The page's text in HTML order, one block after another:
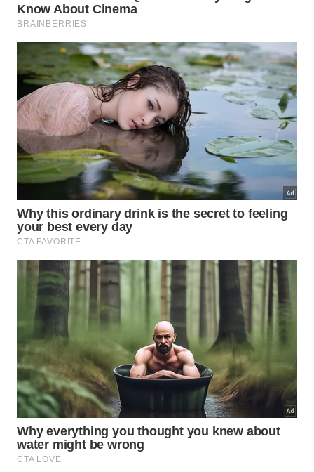
Qual é o futuro da construção civil
Para os desenvolvedores ocidentais, o caminho
viável não consiste em replicar perfeitamente a
montagem de cinco dias sob regras rígidas. A
jogada estratégica ideal envolve a integração
híbrida das técnicas modulares aos métodos
tradicionais. Essa combinação inteligente impulsiona
aevoluçãotécnica daindústriacontemporânea.
Unir a fabricação industrializada de componentes
internos àengenharia civil clássica ajuda a
contornar os grandes gargalos logísticos. Essa
metodologia mista equilibra perfeitamente a
agilidade produtiva com as demandas burocráticas
locais. O futuro reserva uma expansão notável
desseconceito de arquitetura flexível.
Referências:
BROAD Holon Building – BROAD U.S.A.
INC.